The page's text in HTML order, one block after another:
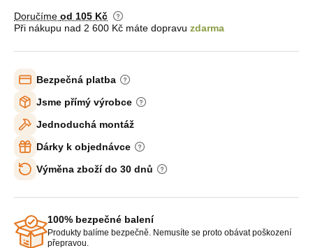
Doručíme od 105 Kč
Při nákupu nad 2 600 Kč máte dopravu zdarma
Bezpečná platba
Jsme přímý výrobce
Jednoduchá montáž
Dárky k objednávce
Výměna zboží do 30 dnů
100% bezpečné balení
Produkty balíme bezpečně. Nemusíte se proto obávat poškození
přepravou.